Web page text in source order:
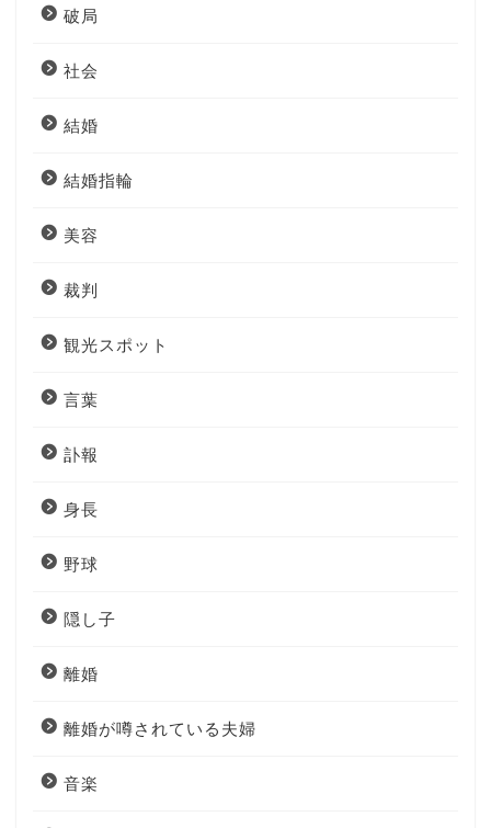
破局
社会
結婚
結婚指輪
美容
裁判
観光スポット
言葉
訃報
身長
野球
隠し子
離婚
離婚が噂されている夫婦
音楽